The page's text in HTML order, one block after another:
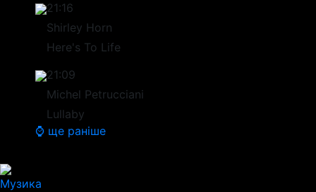
21:16
Shirley Horn
Here's To Life
21:09
Michel Petrucciani
Lullaby
⌚ ще раніше
Музика